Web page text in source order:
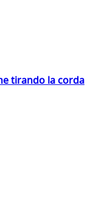
tirando la corda